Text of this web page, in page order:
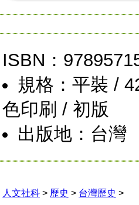
ISBN：
規格：平裝 /
色印刷 / 初版
出版地：台灣
人文社科 > 歷史 > 台灣歷史 >